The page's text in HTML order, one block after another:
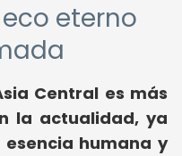
eco eterno
Central es más
la actualidad, ya
humana y